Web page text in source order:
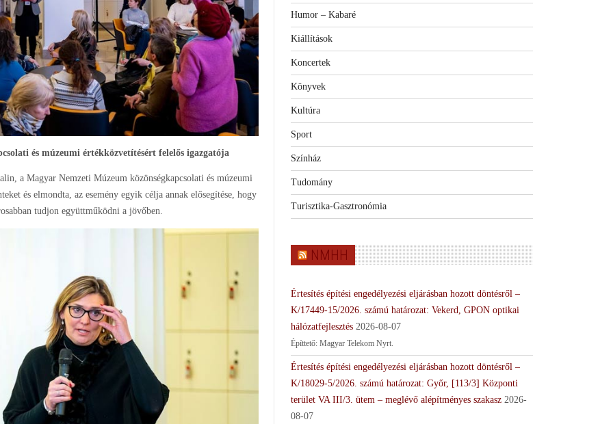
és múzeumi értékközvetítésért felelős igazgatója
a Magyar Nemzeti Múzeum közönségkapcsolati és múzeumi
és elmondta, az esemény egyik célja annak elősegítése, hogy
tudjon együttműködni a jövőben.
Humor – Kabaré
Kiállítások
Koncertek
Könyvek
Kultúra
Sport
Színház
Tudomány
Turisztika-Gasztronómia
NMHH
Értesítés építési engedélyezési eljárásban hozott döntésről –
K/17449-15/2026. számú határozat: Vekerd, GPON optikai
hálózatfejlesztés 2026-08-07
Építtető: Magyar Telekom Nyrt.
Értesítés építési engedélyezési eljárásban hozott döntésről –
K/18029-5/2026. számú határozat: Győr, [113/3] Központi
terület VA III/3. ütem – meglévő alépítményes szakasz 2026-
08-07